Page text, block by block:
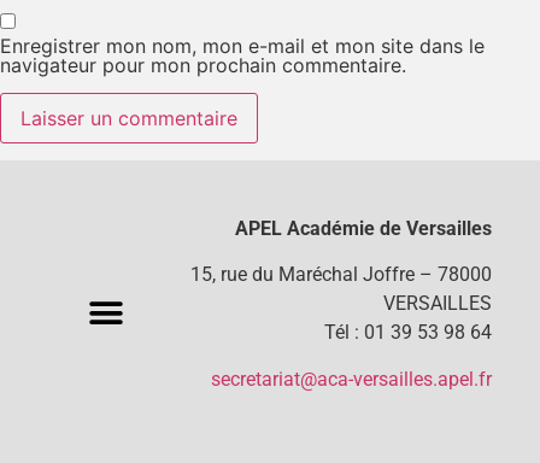
Enregistrer mon nom, mon e-mail et mon site dans le
navigateur pour mon prochain commentaire.
APEL Académie de Versailles
15, rue du Maréchal Joffre – 78000
VERSAILLES
Tél : 01 39 53 98 64
secretariat@aca-versailles.apel.fr